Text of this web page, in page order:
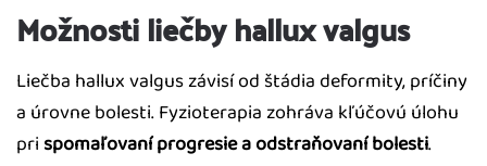
Možnosti liečby hallux valgus
Liečba hallux valgus závisí od štádia deformity, príčiny
a úrovne bolesti. Fyzioterapia zohráva kľúčovú úlohu
prispomaľovaní progresie a odstraňovaní bolesti.